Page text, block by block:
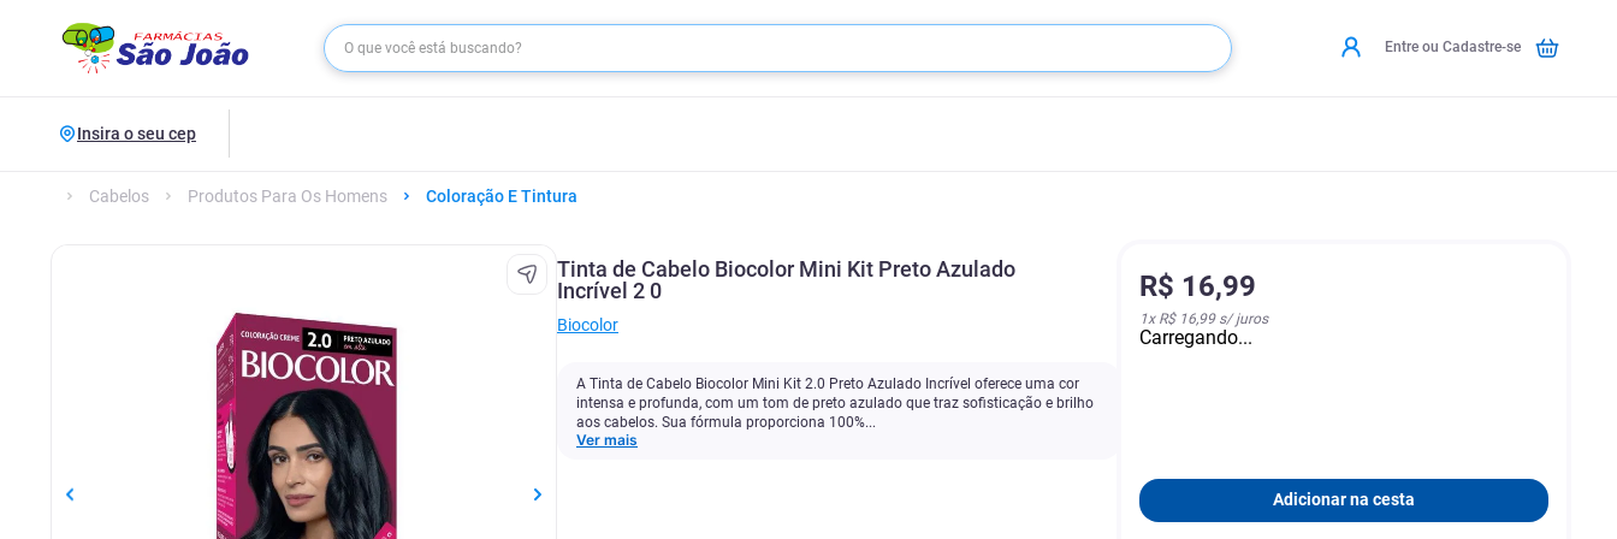
Entre ou Cadastre-se
Insira o seu cep
Cabelos Produtos Para Os Homens Coloração E Tintura
Tinta de Cabelo Biocolor Mini Kit Preto Azulado
Incrível 2 0
Biocolor
A Tinta de Cabelo Biocolor Mini Kit 2.0 Preto Azulado Incrível oferece uma cor
intensa e profunda, com um tom de preto azulado que traz sofisticação e brilho
aos cabelos. Sua fórmula proporciona 100%...
Ver mais
R$ 16,99
1x R$ 16,99s/ juros
Carregando...
Adicionar na cesta